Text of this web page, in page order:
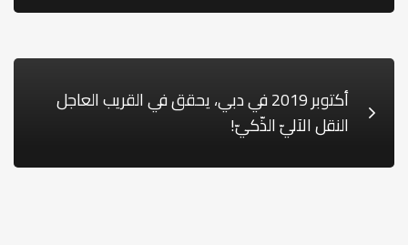
أكتوبر 2019 في دبي، يحقق في القريب العاجل
النقل الآليّ الذّكيّ!